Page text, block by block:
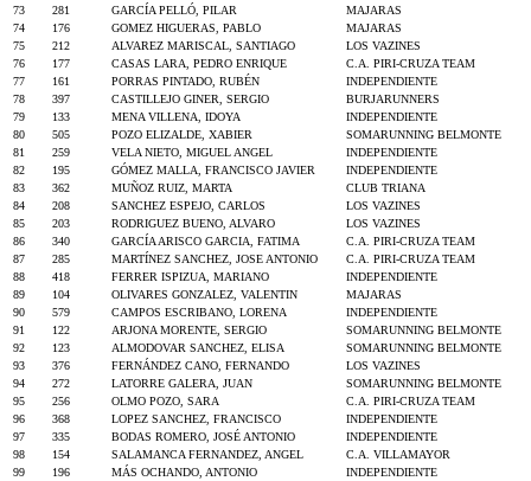
73
281 GARCÍA PELLÓ, PILAR
MAJARAS
74
176 GOMEZ HIGUERAS, PABLO
MAJARAS
75
212 ALVAREZ MARISCAL, SANTIAGO
LOS VAZINES
76
177 CASAS LARA, PEDRO ENRIQUE
C.A. PIRI-CRUZA TEAM
77
161 PORRAS PINTADO, RUBÉN
INDEPENDIENTE
78
397 CASTILLEJO GINER, SERGIO
BURJARUNNERS
79
133 MENA VILLENA, IDOYA
INDEPENDIENTE
80
505 POZO ELIZALDE, XABIER
SOMARUNNING BELMONTE
81
259 VELA NIETO, MIGUEL ANGEL
INDEPENDIENTE
82
195 GÓMEZ MALLA, FRANCISCO JAVIER
INDEPENDIENTE
83
362 MUÑOZ RUIZ, MARTA
CLUB TRIANA
84
208 SANCHEZ ESPEJO, CARLOS
LOS VAZINES
85
203 RODRIGUEZ BUENO, ALVARO
LOS VAZINES
86
340 GARCÍA ARISCO GARCIA, FATIMA
C.A. PIRI-CRUZA TEAM
87
285 MARTÍNEZ SANCHEZ, JOSE ANTONIO
C.A. PIRI-CRUZA TEAM
88
418 FERRER ISPIZUA, MARIANO
INDEPENDIENTE
89
104 OLIVARES GONZALEZ, VALENTIN
MAJARAS
90
579 CAMPOS ESCRIBANO, LORENA
INDEPENDIENTE
91
122 ARJONA MORENTE, SERGIO
SOMARUNNING BELMONTE
92
123 ALMODOVAR SANCHEZ, ELISA
SOMARUNNING BELMONTE
93
376 FERNÁNDEZ CANO, FERNANDO
LOS VAZINES
94
272 LATORRE GALERA, JUAN
SOMARUNNING BELMONTE
95
256 OLMO POZO, SARA
C.A. PIRI-CRUZA TEAM
96
368 LOPEZ SANCHEZ, FRANCISCO
INDEPENDIENTE
97
335 BODAS ROMERO, JOSÉ ANTONIO
INDEPENDIENTE
98
154 SALAMANCA FERNANDEZ, ANGEL
C.A. VILLAMAYOR
99
196 MÁS OCHANDO, ANTONIO
INDEPENDIENTE